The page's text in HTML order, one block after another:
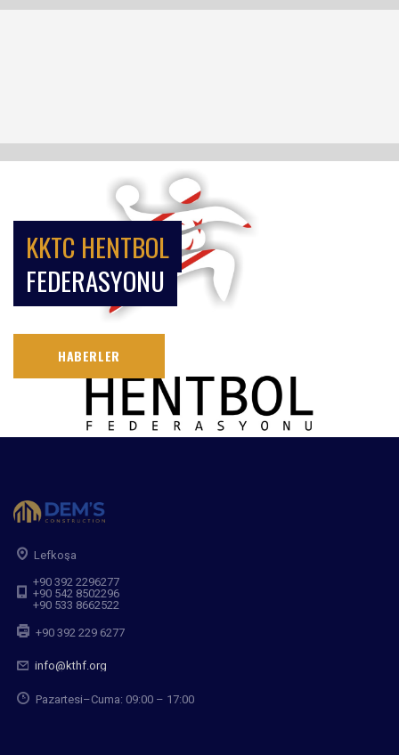
KKTC HENTBOL
FEDERASYONU
HABERLER
Lefkoşa
+90 392 2296277
+90 542 8502296
+90 533 8662522
+90 392 229 6277
info@kthf.org
Pazartesi–Cuma: 09:00 – 17:00